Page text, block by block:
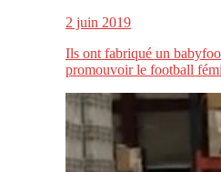
2 juin 2019
Ils ont fabriqué un
promouvoir le football